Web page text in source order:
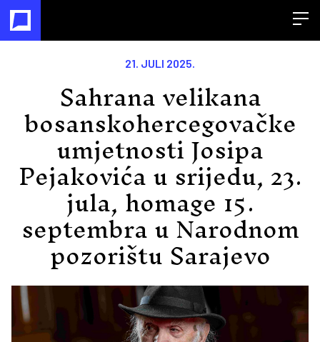
21. JULI 2025.
Sahrana velikana
bosanskohercegovačke
umjetnosti Josipa
Pejakovića u srijedu, 23.
jula, homage 15.
septembra u Narodnom
pozorištu Sarajevo